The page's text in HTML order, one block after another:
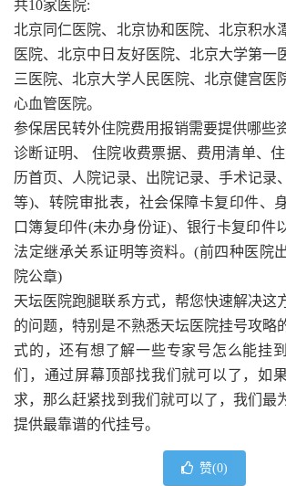
共10家医院:
北京同仁医院、北京协和医院、北京积水
医院、北京中日友好医院、北京大学第一
三医院、北京大学人民医院、北京健宫医
心血管医院。
参保居民转外住院费用报销需要提供哪些
诊断证明、 住院收费票据、费用清单、
历首页、人院记录、出院记录、手术记录
等)、转院审批表，社会保障卡复印件、
口簿复印件(未办身份证)、银行卡复印件
法定继承关系证明等资料。(前四种医院
院公章)
天坛医院跑腿联系方式，帮您快速解决这
的问题，特别是不熟悉天坛医院挂号攻略
式的，还有想了解一些专家号怎么能挂
们，通过屏幕顶部找我们就可以了，如
求，那么赶紧找到我们就可以了，我们最
提供最靠谱的代挂号。
赞(0)